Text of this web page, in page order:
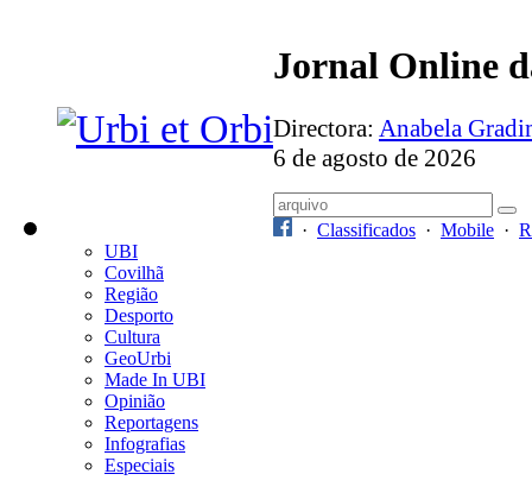
Jornal Online
Directora: Anabela
6 de agosto de 2026
· Classificados · Mobile ·
UBI
Covilhã
Região
Desporto
Cultura
GeoUrbi
Made In UBI
Opinião
Reportagens
Infografias
Especiais